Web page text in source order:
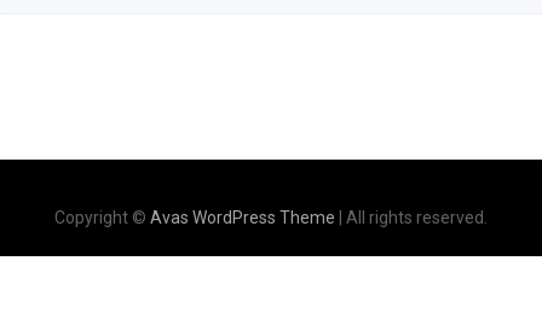
Copyright © Avas WordPress Theme | All rights reserved.